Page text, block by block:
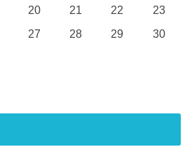
20 21 22
23
27 28 29
30